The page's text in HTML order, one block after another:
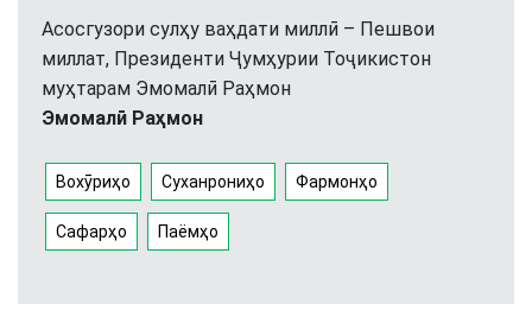
Асосгузори сулҳу ваҳдати миллӣ – Пешвои
миллат, Президенти Ҷумҳурии Тоҷикистон
муҳтарам Эмомалӣ Раҳмон
Эмомалӣ Раҳмон
Вохӯриҳо Суханрониҳо Фармонҳо
Сафарҳо Паёмҳо